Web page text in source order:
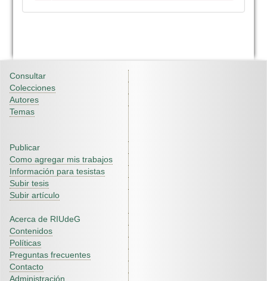
Consultar
Colecciones
Autores
Temas
Publicar
Como agregar mis trabajos
Información para tesistas
Subir tesis
Subir artículo
Acerca de RIUdeG
Contenidos
Políticas
Preguntas frecuentes
Contacto
Administración